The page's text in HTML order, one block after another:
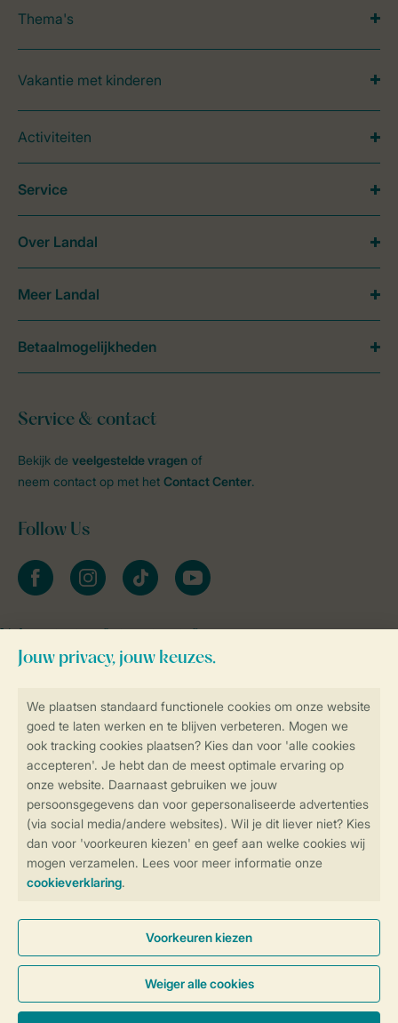
Controle over jouw gegevens &
privacy
Instellingen wijzigen
Veilig en snel online boeken
Veilige gegevensoverdracht
Veilige betaling
Thema's
Vakantie met kinderen
Activiteiten
Service & contact
Bekijk de veelgestelde vragen of
neem contact op met het Contact Center.
Follow Us
facebookinstagramtiktok youtube
Service
Over Landal
Meer Landal
Betaalmogelijkheden